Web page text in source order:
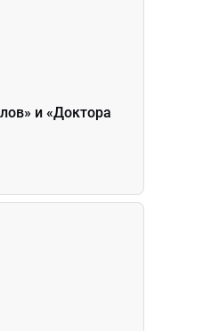
и «Доктора